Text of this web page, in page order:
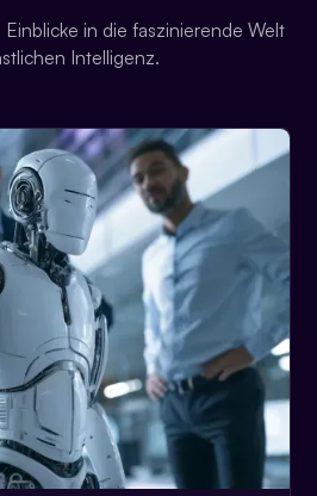
in die faszinierende Welt
Intelligenz.